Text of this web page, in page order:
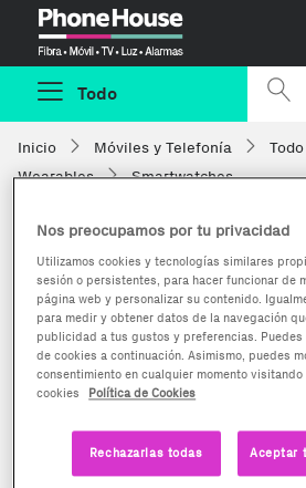
Todo
Inicio Móviles y Telefonía
Wearables
Smartwatches
Nos preocupamos por tu privacidad
Utilizamos cookies y tecnologías similares
sesión o persistentes, para hacer funcionar de
página web y personalizar su contenido.
para medir y obtener datos de la navegación
publicidad a tus gustos y preferencias.
de cookies a continuación. Asimismo, puedes
consentimiento en cualquier momento
cookies
Política de Cookies
Rechazarlas todas Aceptar